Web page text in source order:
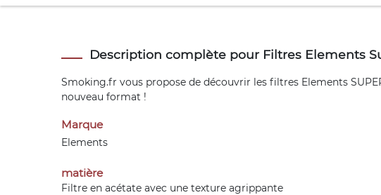
Description complète pour Filtres Elements
Smoking.fr vous propose de découvrir les filtres Elements
nouveau format !
Marque
Elements
matière
Filtre en acétate avec une texture agrippante